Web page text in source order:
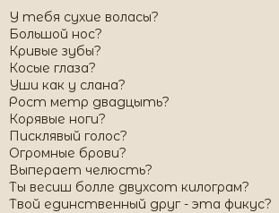
У тебя сухие воласы?
Большой нос?
Кривые зубы?
Косые глаза?
Уши как у слана?
Рост метр двадцыть?
Корявые ноги?
Писклявый голос?
Огромные брови?
Выперает челюсть?
Ты весиш болле двухсот килограм?
Твой единственный друг - эта фикус?